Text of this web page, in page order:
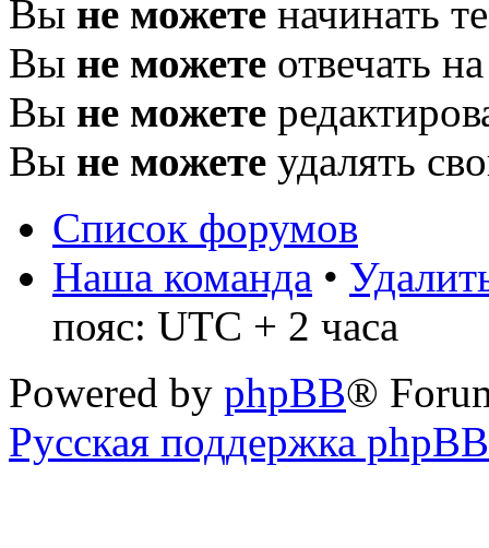
Вы не можете начинать
Вы не можете отвечать
Вы не можете
Вы не можете удалять
Список форумов
Наша команда •
пояс: UTC + 2 часа
Powered by phpBB®
Русская поддержка phpBB